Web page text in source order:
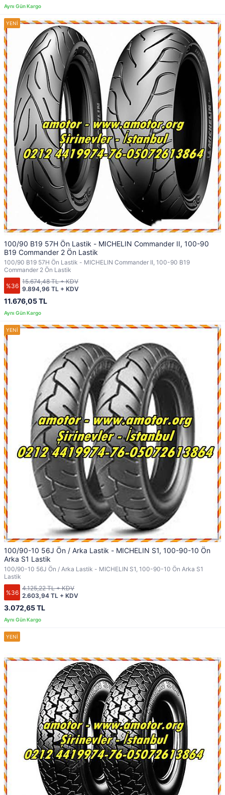
100/90 B19 57H Ön Lastik - MICHELIN Commander II, 100-90
B19 Commander 2 Ön Lastik
100/90 B19 57H Ön Lastik - MICHELIN Commander II, 100-90 B19
Commander 2 Ön Lastik
%36
11.676,05 TL
9.894,96 TL + KDV
15.674,48 TL + KDV
100/90-10 56J Ön / Arka Lastik - MICHELIN S1, 100-90-10 Ön
Arka S1 Lastik
100/90-10 56J Ön / Arka Lastik - MICHELIN S1, 100-90-10 Ön Arka S1
Lastik
%36
3.072,65 TL
2.603,94 TL + KDV
4.125,22 TL + KDV